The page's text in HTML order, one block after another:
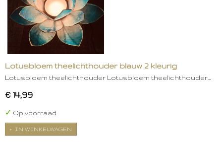
Lotusbloem theelichthouder blauw 2 kleurig
Lotusbloem theelichthouder Lotusbloem theelichthouder…
€ 14,99
✓ Op voorraad
IN WINKELWAGEN